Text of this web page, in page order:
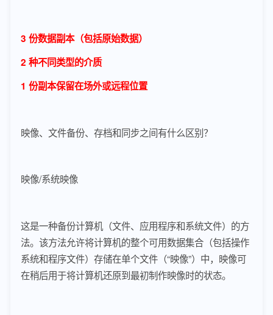
3 份数据副本（包括原始数据）
2 种不同类型的介质
1 份副本保留在场外或远程位置
映像、文件备份、存档和同步之间有什么区别？
映像/系统映像
这是一种备份计算机（文件、应用程序和系统文件）的方
法。该方法允许将计算机的整个可用数据集合（包括操作
系统和程序文件）存储在单个文件（“映像”）中，映像可
在稍后用于将计算机还原到最初制作映像时的状态。